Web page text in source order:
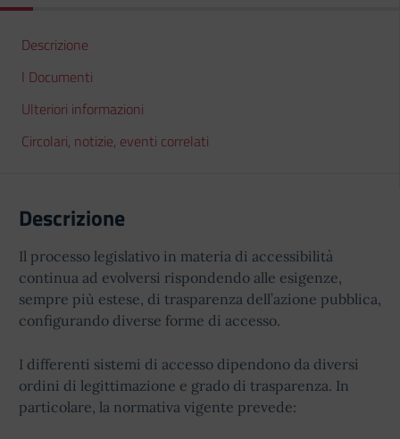
Descrizione
I Documenti
Ulteriori informazioni
Circolari, notizie, eventi correlati
Descrizione
Il processo legislativo in materia di accessibilità
continua ad evolversi rispondendo alle esigenze,
sempre più estese, di trasparenza dell’azione pubblica,
configurando diverse forme di accesso.
I differenti sistemi di accesso dipendono da diversi
ordini di legittimazione e grado di trasparenza. In
particolare, la normativa vigente prevede: